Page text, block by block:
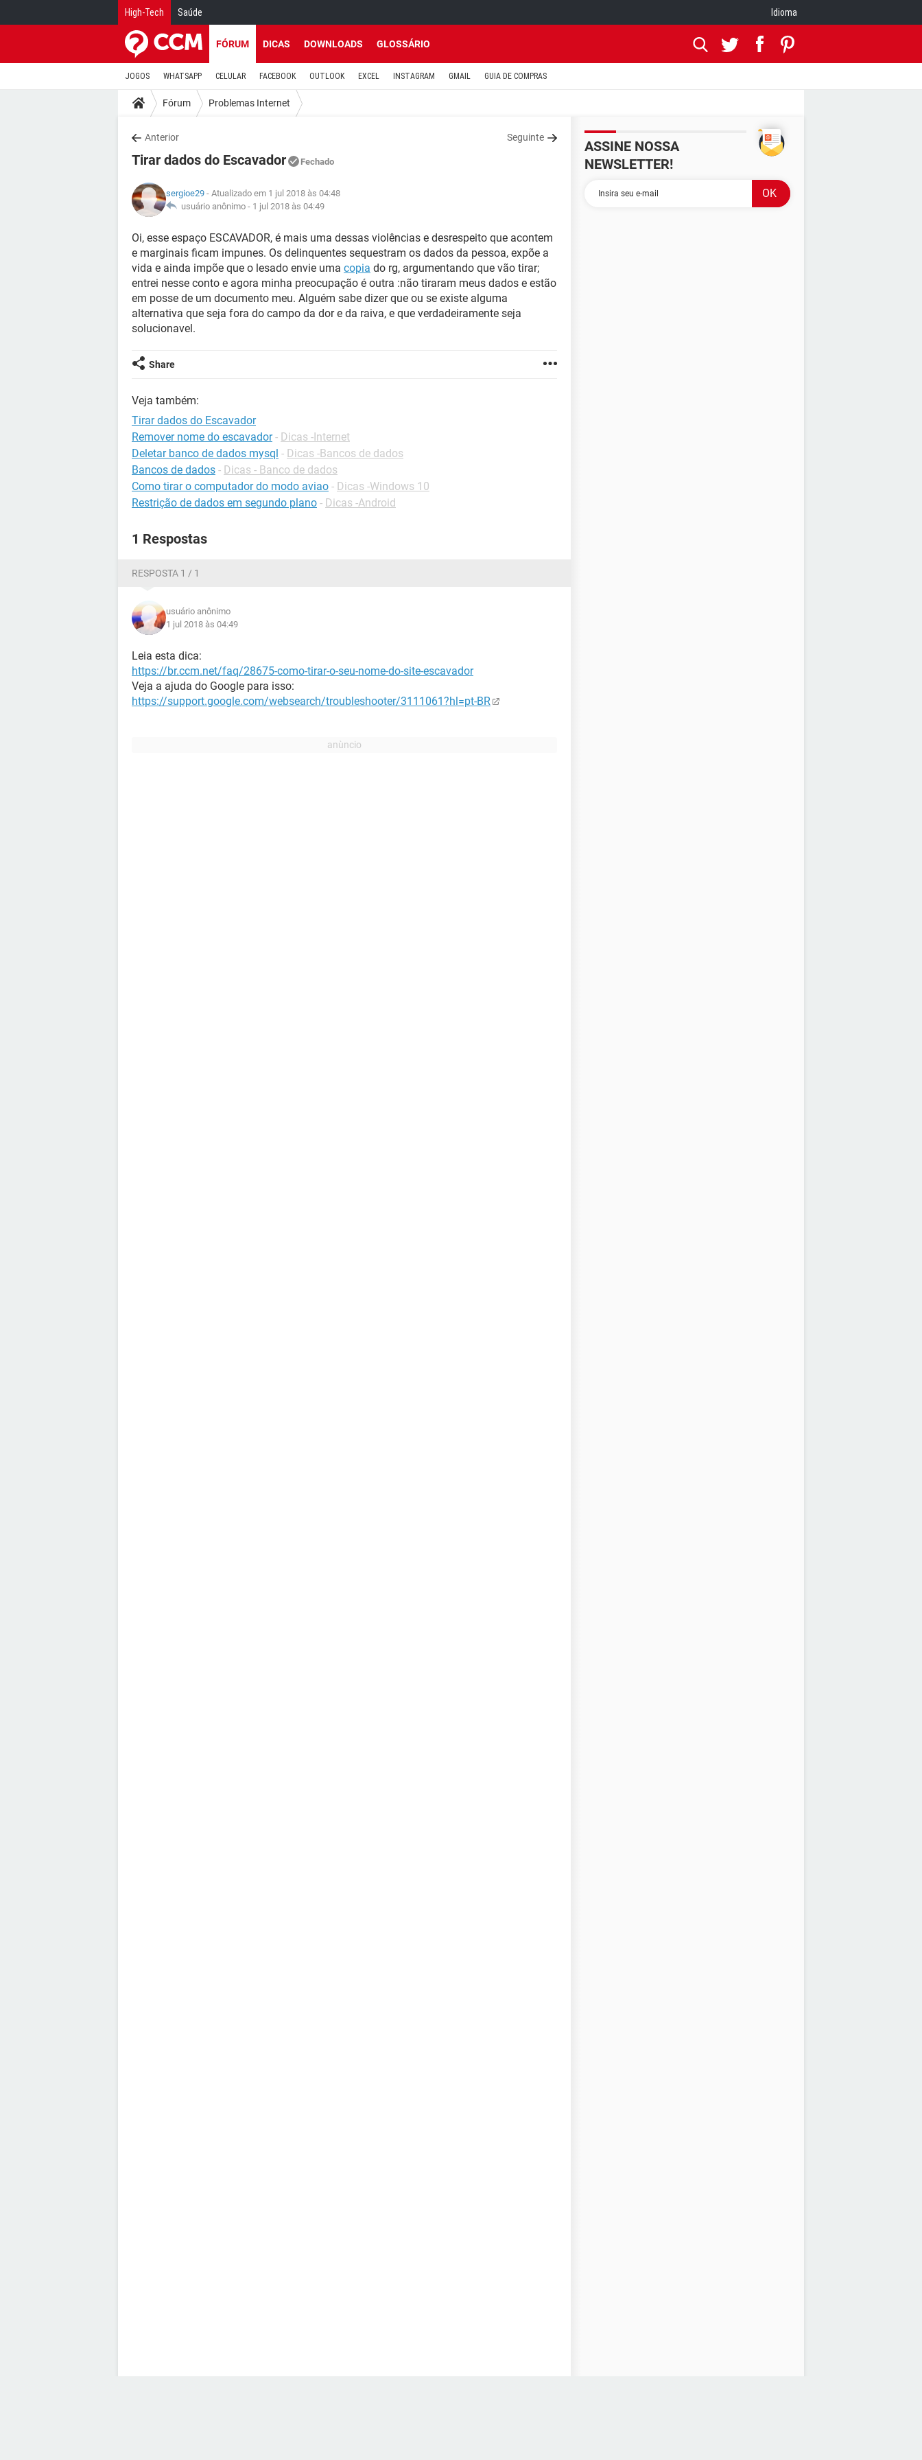
High-Tech Saúde Idioma
FÓRUM DICAS DOWNLOADS GLOSSÁRIO
JOGOS WHATSAPP CELULAR FACEBOOK OUTLOOK EXCEL INSTAGRAM GMAIL GUIA DE COMPRAS
Fórum Problemas Internet
Anterior Seguinte
Tirar dados do Escavador Fechado
sergioe29 - Atualizado em 1 jul 2018 às 04:48
usuário anônimo - 1 jul 2018 às 04:49
Oi, esse espaço ESCAVADOR, é mais uma dessas violências e desrespeito que acontem
e marginais ficam impunes. Os delinquentes sequestram os dados da pessoa, expõe a
vida e ainda impõe que o lesado envie uma copia do rg, argumentando que vão tirar;
entrei nesse conto e agora minha preocupação é outra :não tiraram meus dados e estão
em posse de um documento meu. Alguém sabe dizer que ou se existe alguma
alternativa que seja fora do campo da dor e da raiva, e que verdadeiramente seja
solucionavel.
Share
Veja também:
Tirar dados do Escavador
Remover nome do escavador - Dicas -Internet
Deletar banco de dados mysql - Dicas -Bancos de dados
Bancos de dados - Dicas - Banco de dados
Como tirar o computador do modo aviao - Dicas -Windows 10
Restrição de dados em segundo plano - Dicas -Android
1 Respostas
RESPOSTA 1 / 1
usuário anônimo
1 jul 2018 às 04:49
Leia esta dica:
https://br.ccm.net/faq/28675-como-tirar-o-seu-nome-do-site-escavador
Veja a ajuda do Google para isso:
https://support.google.com/websearch/troubleshooter/3111061?hl=pt-BR
ASSINE NOSSA
NEWSLETTER!